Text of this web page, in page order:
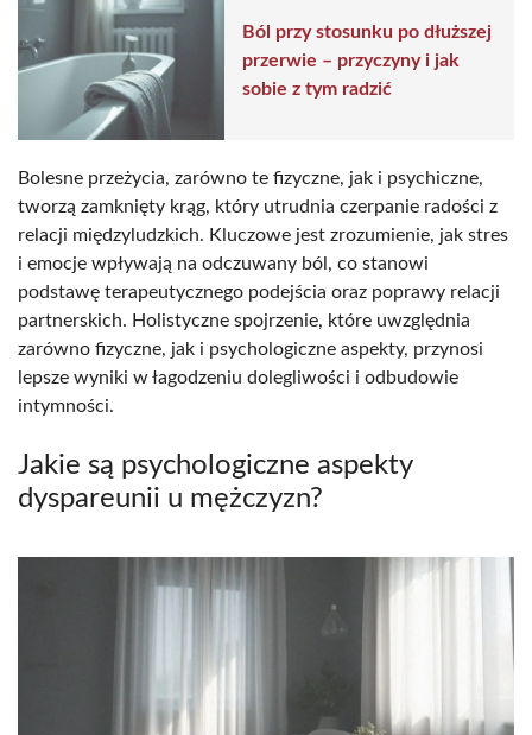
Ból przy stosunku po dłuższej
przerwie – przyczyny i jak
sobie z tym radzić
Bolesne przeżycia, zarówno te fizyczne, jak i psychiczne,
tworzą zamknięty krąg, który utrudnia czerpanie radości z
relacji międzyludzkich. Kluczowe jest zrozumienie, jak stres
i emocje wpływają na odczuwany ból, co stanowi
podstawę terapeutycznego podejścia oraz poprawy relacji
partnerskich. Holistyczne spojrzenie, które uwzględnia
zarówno fizyczne, jak i psychologiczne aspekty, przynosi
lepsze wyniki w łagodzeniu dolegliwości i odbudowie
intymności.
Jakie są psychologiczne aspekty
dyspareunii u mężczyzn?